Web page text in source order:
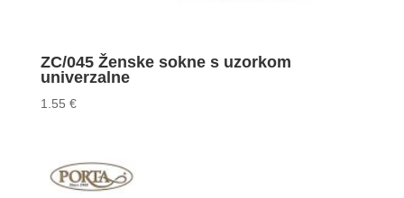
ZC/045 Ženske sokne s uzorkom
univerzalne
1.55 €